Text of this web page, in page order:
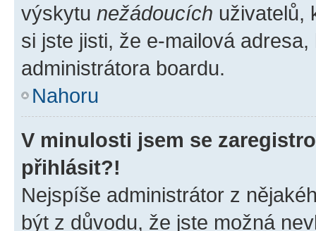
výskytu nežádoucích uživatelů,
si jste jisti, že e-mailová
administrátora boardu.
Nahoru
V minulosti jsem se
přihlásit?!
Nejspíše administrátor z
být z důvodu, že jste možná